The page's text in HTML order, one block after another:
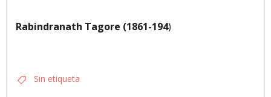
Rabindranath Tagore (1861-194)
Sin etiqueta